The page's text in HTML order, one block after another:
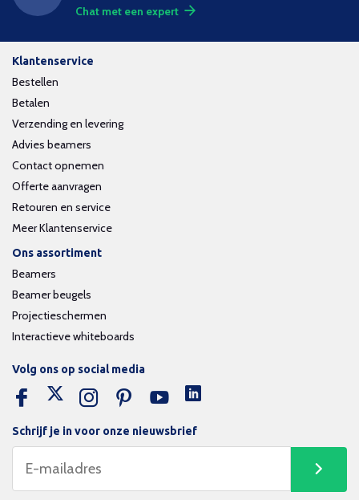
Chat met een expert
Klantenservice
Bestellen
Betalen
Verzending en levering
Advies beamers
Contact opnemen
Offerte aanvragen
Retouren en service
Meer Klantenservice
Ons assortiment
Beamers
Beamer beugels
Projectieschermen
Interactieve whiteboards
Schrijf je in voor onze nieuwsbrief
Volg ons op social media